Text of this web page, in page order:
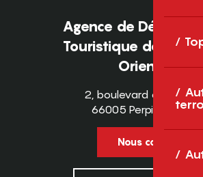
Agence de
Touristique des
Orientales
2, boulevard des
66005 Perpignan
Nous contacter